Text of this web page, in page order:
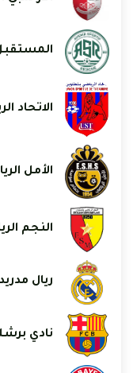
الاتحاد
الأمل
النجم
ريال
نادي